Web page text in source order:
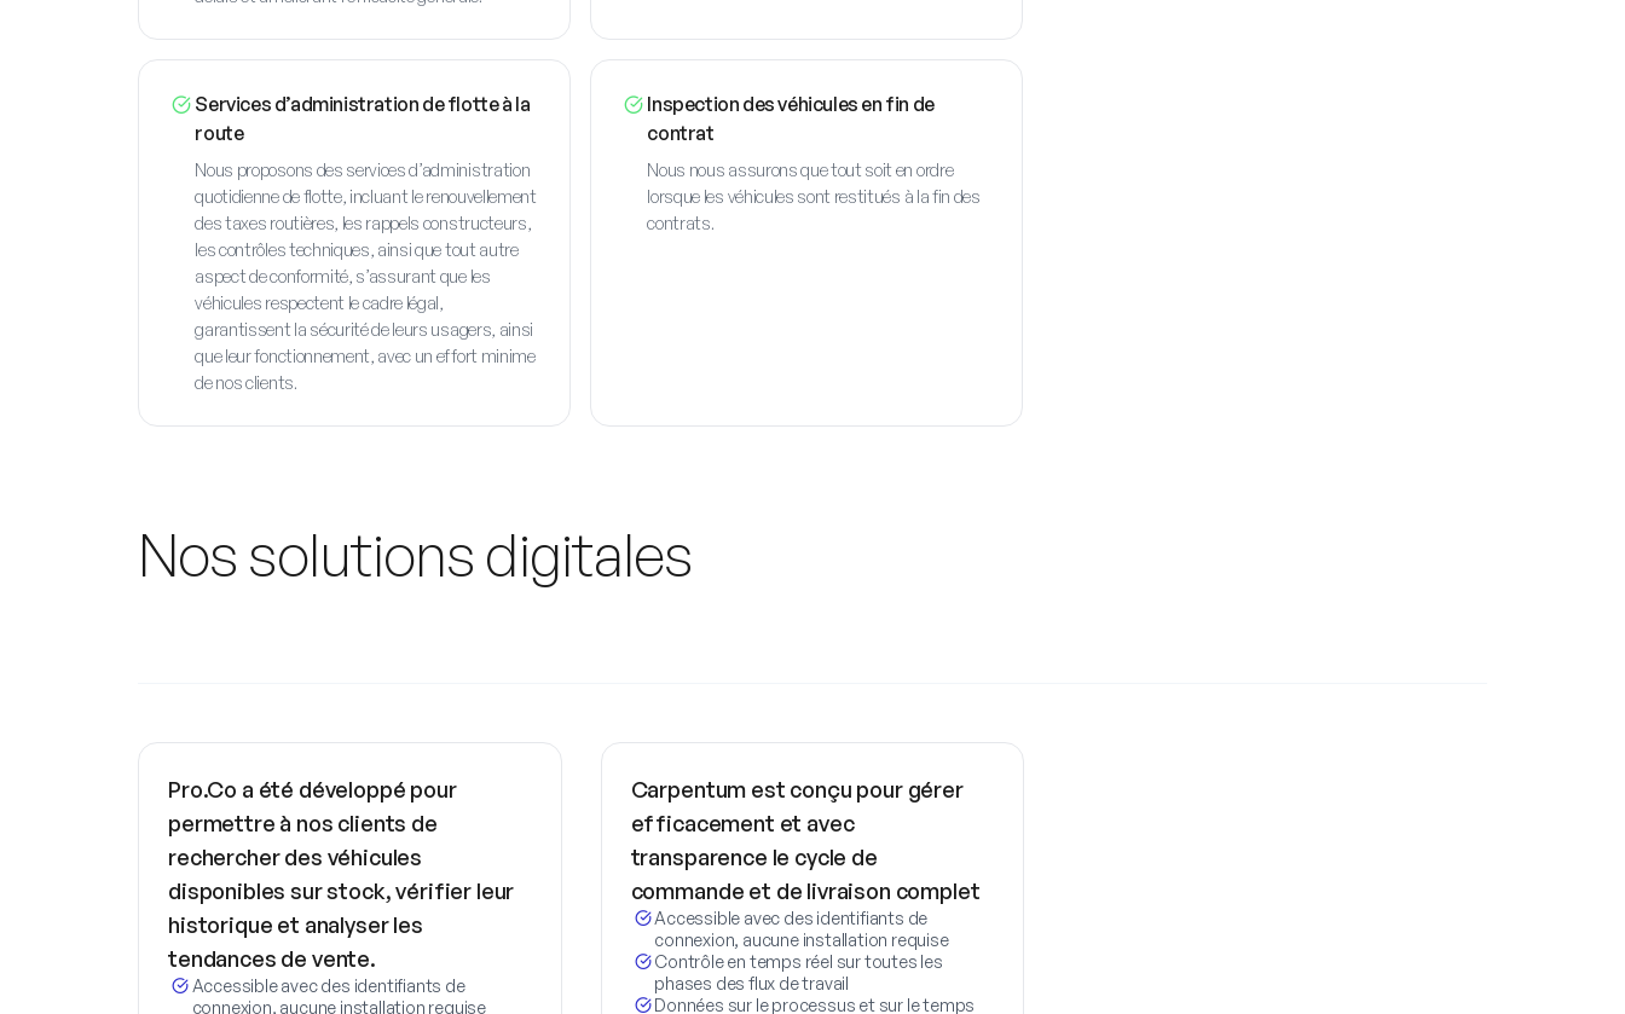
Services d’administration de flotte à la
route
Nous proposons des services d’administration
quotidienne de flotte, incluant le renouvellement
des taxes routières, les rappels constructeurs,
les contrôles techniques, ainsi que tout autre
aspect de conformité, s’assurant que les
véhicules respectent le cadre légal,
garantissent la sécurité de leurs usagers, ainsi
que leur fonctionnement, avec un effort minime
de nos clients.
Inspection des véhicules en fin de
contrat
Nous nous assurons que tout soit en ordre
lorsque les véhicules sont restitués à la fin des
contrats.
Nos solutions digitales
Pro.Co a été développé pour
permettre à nos clients de
rechercher des véhicules
disponibles sur stock, vérifier leur
historique et analyser les
tendances de vente.
Accessible avec des identifiants de
connexion, aucune installation requise
Carpentum est conçu pour gérer
efficacement et avec
transparence le cycle de
commande et de livraison complet
Accessible avec des identifiants de
connexion, aucune installation requise
Contrôle en temps réel sur toutes les
phases des flux de travail
Données sur le processus et sur le temps